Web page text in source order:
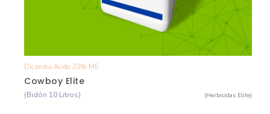
Dicamba Acido 20% ME
Cowboy Elite
(Bidón 10 Litros) (Herbicidas Elite)